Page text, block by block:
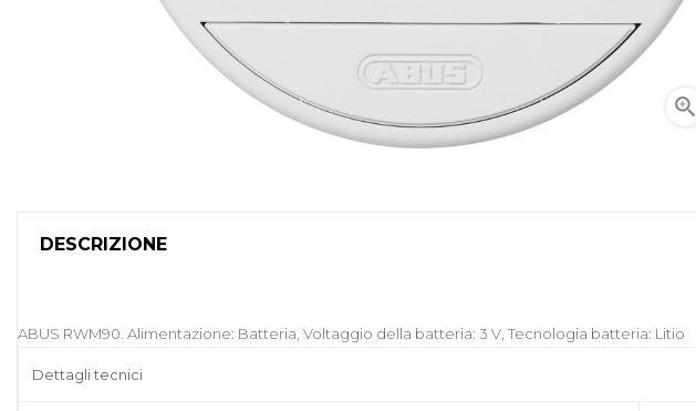

DESCRIZIONE
ABUS RWM90. Alimentazione: Batteria, Voltaggio della batteria: 3 V, Tecnologia batteria: Litio
Dettagli tecnici